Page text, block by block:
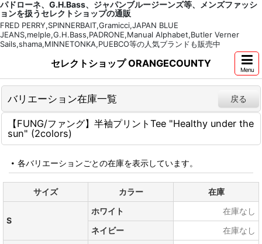
パドローネ、G.H.Bass、ジャパンブルージーンズ等、メンズファッシ
ョンを扱うセレクトショップの通販
FRED PERRY,SPINNERBAIT,Gramicci,JAPAN BLUE
JEANS,melple,G.H.Bass,PADRONE,Manual Alphabet,Butler Verner
Sails,shama,MINNETONKA,PUEBCO等の人気ブランドも販売中
セレクトショップ ORANGECOUNTY
Menu
バリエーション在庫一覧 戻る
【FUNG/ファング】半袖プリントTee "Healthy under the
sun" (2colors)
各バリエーションごとの在庫を表示しています。
サイズ カラー 在庫
S
ホワイト
在庫なし
ネイビー
在庫なし